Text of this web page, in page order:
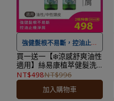
強健髮根不易斷，控油止癢
淨屑
★ 可宅配到府&超商取貨，
全館滿 NT$ 1,500免運費，
買一送一【❄️涼感舒爽油性
適用】絲易康植萃健髮洗
髮精-控油抗屑500ml/瓶
x2★效期2029.04.07★
NT$498NT$996
加入購物車